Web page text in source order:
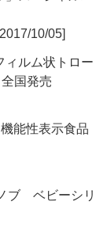
10/05]
ィルム状トロー
国発売
能性表示食品
ブ ベビーシリ